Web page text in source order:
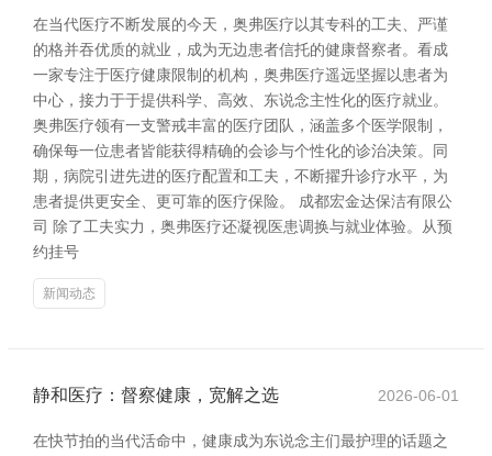
在当代医疗不断发展的今天，奥弗医疗以其专科的工夫、严谨
的格并吞优质的就业，成为无边患者信托的健康督察者。看成
一家专注于医疗健康限制的机构，奥弗医疗遥远坚握以患者为
中心，接力于于提供科学、高效、东说念主性化的医疗就业。
奥弗医疗领有一支警戒丰富的医疗团队，涵盖多个医学限制，
确保每一位患者皆能获得精确的会诊与个性化的诊治决策。同
期，病院引进先进的医疗配置和工夫，不断擢升诊疗水平，为
患者提供更安全、更可靠的医疗保险。 成都宏金达保洁有限公
司 除了工夫实力，奥弗医疗还凝视医患调换与就业体验。从预
约挂号
新闻动态
静和医疗：督察健康，宽解之选 2026-06-01
在快节拍的当代活命中，健康成为东说念主们最护理的话题之